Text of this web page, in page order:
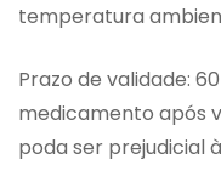
temperatura
Prazo de validade:
medicamento após
poda ser prejudicial